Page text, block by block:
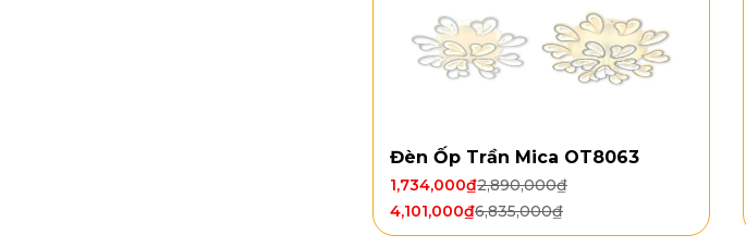
Đèn Ốp Trần Mica OT8063
2,890,000₫
1,734,000₫
6,835,000₫
4,101,000₫